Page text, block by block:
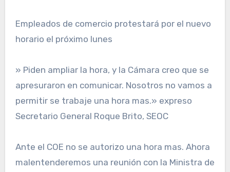
Empleados de comercio protestará por el nuevo
horario el próximo lunes
» Piden ampliar la hora, y la Cámara creo que se
apresuraron en comunicar. Nosotros no vamos a
permitir se trabaje una hora mas.» expreso
Secretario General Roque Brito, SEOC
Ante el COE no se autorizo una hora mas. Ahora
malentenderemos una reunión con la Ministra de